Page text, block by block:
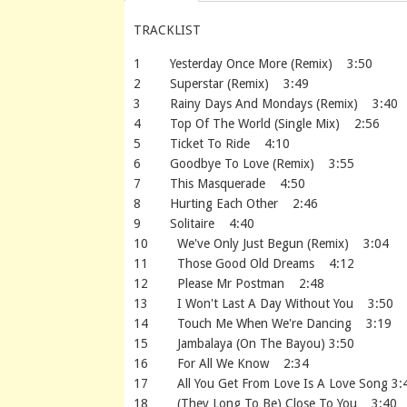
TRACKLIST
1 Yesterday Once More (Remix) 3:50
2 Superstar (Remix) 3:49
3 Rainy Days And Mondays (Remix) 3:40
4 Top Of The World (Single Mix) 2:56
5 Ticket To Ride 4:10
6 Goodbye To Love (Remix) 3:55
7 This Masquerade 4:50
8 Hurting Each Other 2:46
9 Solitaire 4:40
10 We've Only Just Begun (Remix) 3:04
11 Those Good Old Dreams 4:12
12 Please Mr Postman 2:48
13 I Won't Last A Day Without You 3:50
14 Touch Me When We're Dancing 3:19
15 Jambalaya (On The Bayou) 3:50
16 For All We Know 2:34
17 All You Get From Love Is A Love Song
18 (They Long To Be) Close To You 3:40